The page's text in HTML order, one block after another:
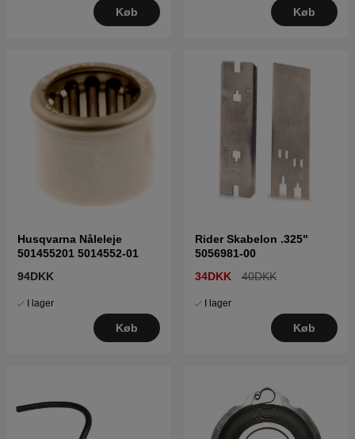
Køb Køb
Husqvarna Nåleleje
501455201 5014552-01
94DKK
I lager
Køb
Rider Skabelon .325"
5056981-00
34DKK
40DKK
I lager
Køb